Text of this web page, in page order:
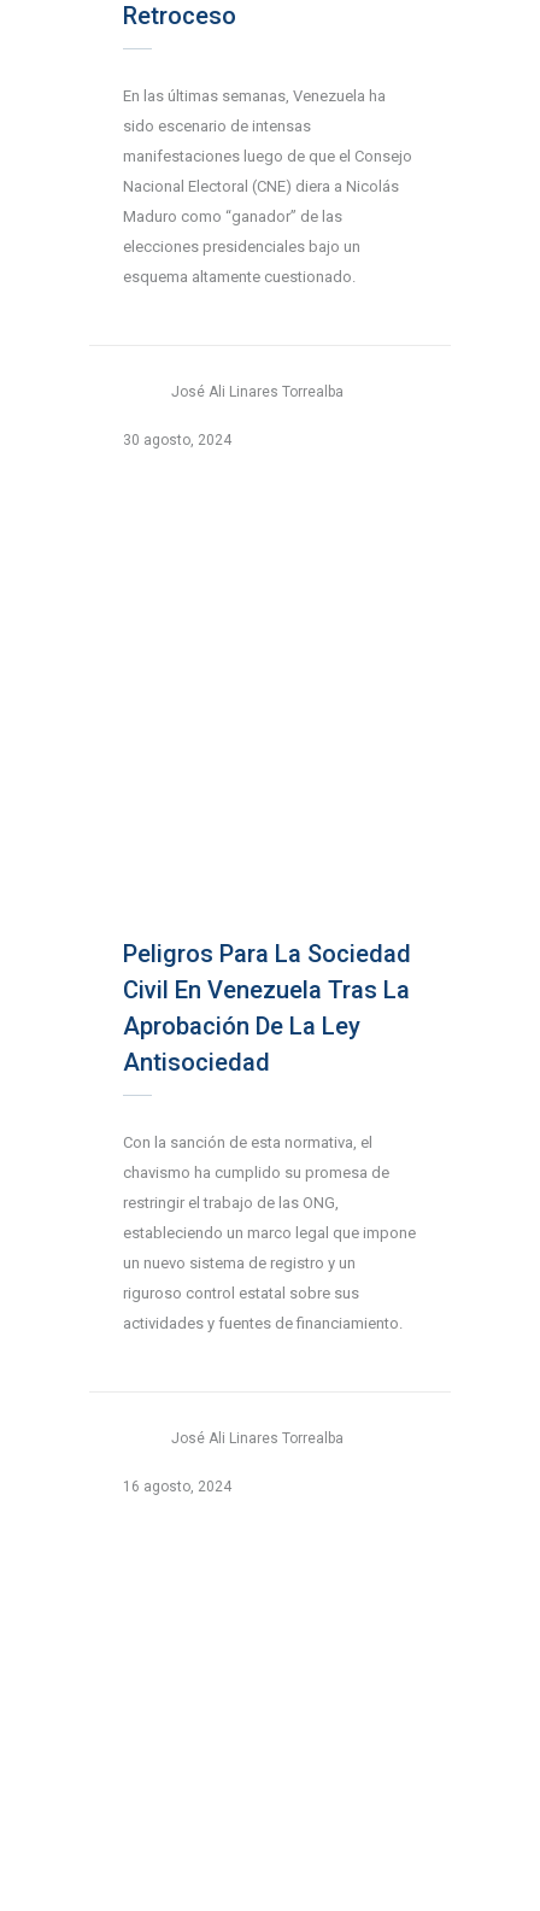
Retroceso
En las últimas semanas, Venezuela ha
sido escenario de intensas
manifestaciones luego de que el Consejo
Nacional Electoral (CNE) diera a Nicolás
Maduro como “ganador” de las
elecciones presidenciales bajo un
esquema altamente cuestionado.
José Ali Linares Torrealba
30 agosto, 2024
Peligros Para La Sociedad
Civil En Venezuela Tras La
Aprobación De La Ley
Antisociedad
Con la sanción de esta normativa, el
chavismo ha cumplido su promesa de
restringir el trabajo de las ONG,
estableciendo un marco legal que impone
un nuevo sistema de registro y un
riguroso control estatal sobre sus
actividades y fuentes de financiamiento.
José Ali Linares Torrealba
16 agosto, 2024